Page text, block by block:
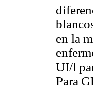
en la
UI/l
Para